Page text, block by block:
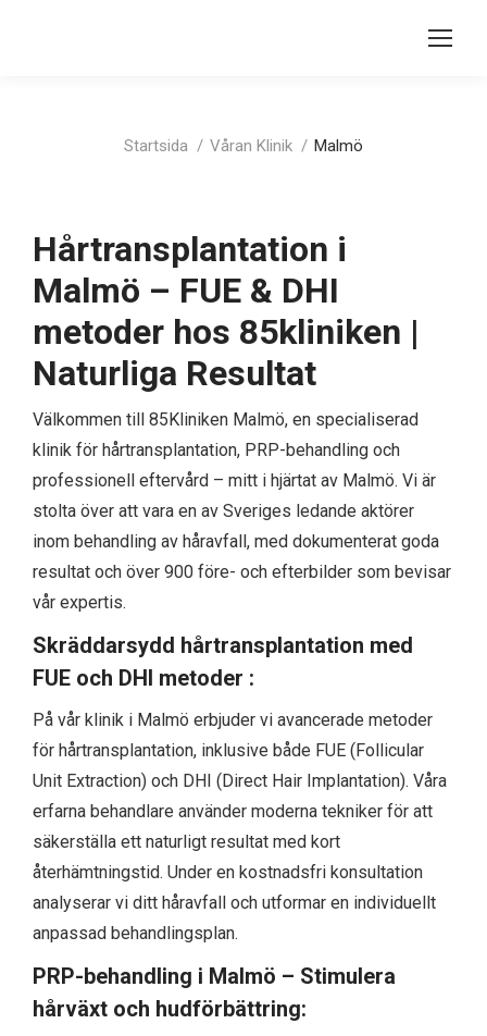
Du är här:
Startsida Våran Klinik Malmö
Hårtransplantation i
Malmö – FUE & DHI
metoder hos 85kliniken |
Naturliga Resultat
Välkommen till 85Kliniken Malmö, en specialiserad
klinik för hårtransplantation, PRP-behandling och
professionell eftervård – mitt i hjärtat av Malmö. Vi är
stolta över att vara en av Sveriges ledande aktörer
inom behandling av håravfall, med dokumenterat goda
resultat och över 900 före- och efterbilder som bevisar
vår expertis.
Skräddarsydd hårtransplantation med
FUE och DHI metoder :
På vår klinik i Malmö erbjuder vi avancerade metoder
för hårtransplantation, inklusive både FUE (Follicular
Unit Extraction) och DHI (Direct Hair Implantation). Våra
erfarna behandlare använder moderna tekniker för att
säkerställa ett naturligt resultat med kort
återhämtningstid. Under en kostnadsfri konsultation
analyserar vi ditt håravfall och utformar en individuellt
anpassad behandlingsplan.
PRP-behandling i Malmö – Stimulera
hårväxt och hudförbättring: